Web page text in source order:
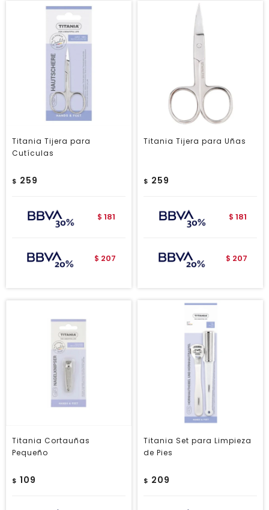
Titania Tijera para
Cutículas
$ 259
$ 181
$ 207
Titania Tijera para Uñas
$ 259
$ 181
$ 207
Titania Cortauñas
Pequeño
$ 109
Titania Set para Limpieza
de Pies
$ 209